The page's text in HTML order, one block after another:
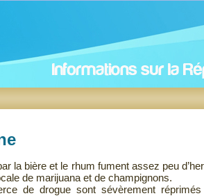
la bière et le rhum fument assez peu
de marijuana et de champignons.
de drogue sont sévèrement